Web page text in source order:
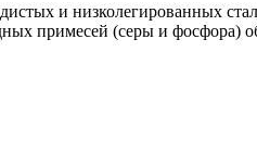
и низколегированных
примесей (серы и фосфора)